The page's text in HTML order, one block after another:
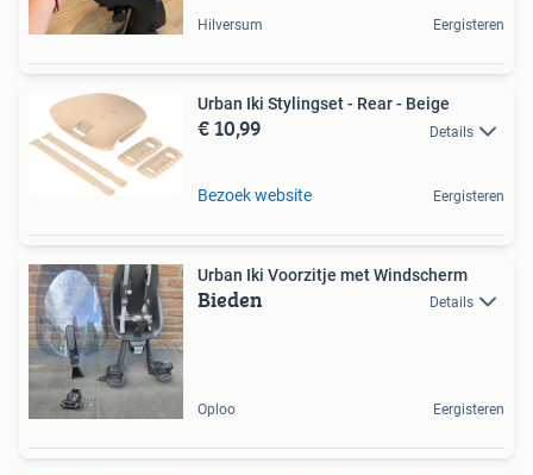
Hilversum Eergisteren
Urban Iki Stylingset - Rear - Beige
€ 10,99 Details
Bezoek website Eergisteren
Urban Iki Voorzitje met Windscherm
Bieden Details
Oploo Eergisteren